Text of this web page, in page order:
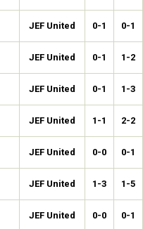
JEF United 0-1 0-1
JEF United 0-1 1-2
JEF United 0-1 1-3
JEF United 1-1 2-2
JEF United 0-0 0-1
JEF United 1-3 1-5
JEF United 0-0 0-1